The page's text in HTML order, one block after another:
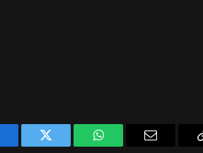
Twitter WhatsApp